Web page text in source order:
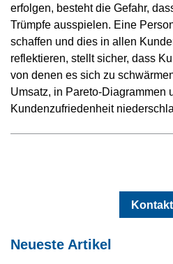
erfolgen, besteht die Gefahr,
Trümpfe ausspielen. Eine
schaffen und dies in allen
reflektieren, stellt sicher, dass
von denen es sich zu
Umsatz, in Pareto-Diagrammen
Kundenzufriedenheit
Neueste Artikel